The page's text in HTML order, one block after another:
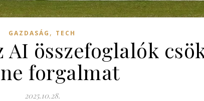
GAZDASÁG , TECH
AI összefoglalók
forgalmat
2025.10.28.